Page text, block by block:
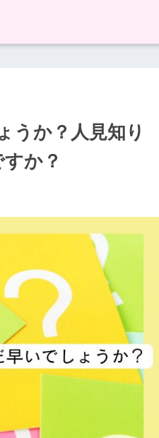
うか？人見知り
か？